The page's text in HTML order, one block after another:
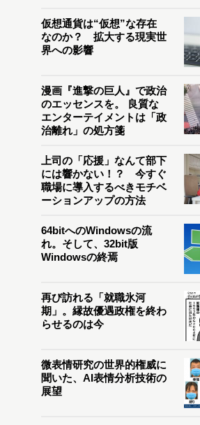
仮想通貨は“仮想”な存在
なのか？ 拡大する現実世
界への影響
漫画『進撃の巨人』で政治
のエッセンスを。 良質な
エンターテイメントは「政
治離れ」の処方箋
上司の「応援」なんて部下
には響かない！？ 今すぐ
職場に導入するべきモチベ
ーションアップの方法
64bitへのWindowsの流
れ。そして、32bit版
Windowsの終焉
再び訪れる「就職氷河
期」。縁故優遇政権を終わ
らせるのは今
微表情研究の世界的権威に
聞いた、AI表情分析技術の
展望